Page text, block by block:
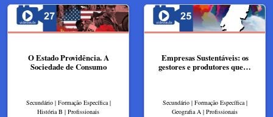
O Estado Providência. A
Sociedade de Consumo
Secundário | Formação Específica |
História B | Profissionais
Empresas Sustentáveis: os
gestores e produtores que…
Secundário | Formação Específica |
Geografia A | Profissionais